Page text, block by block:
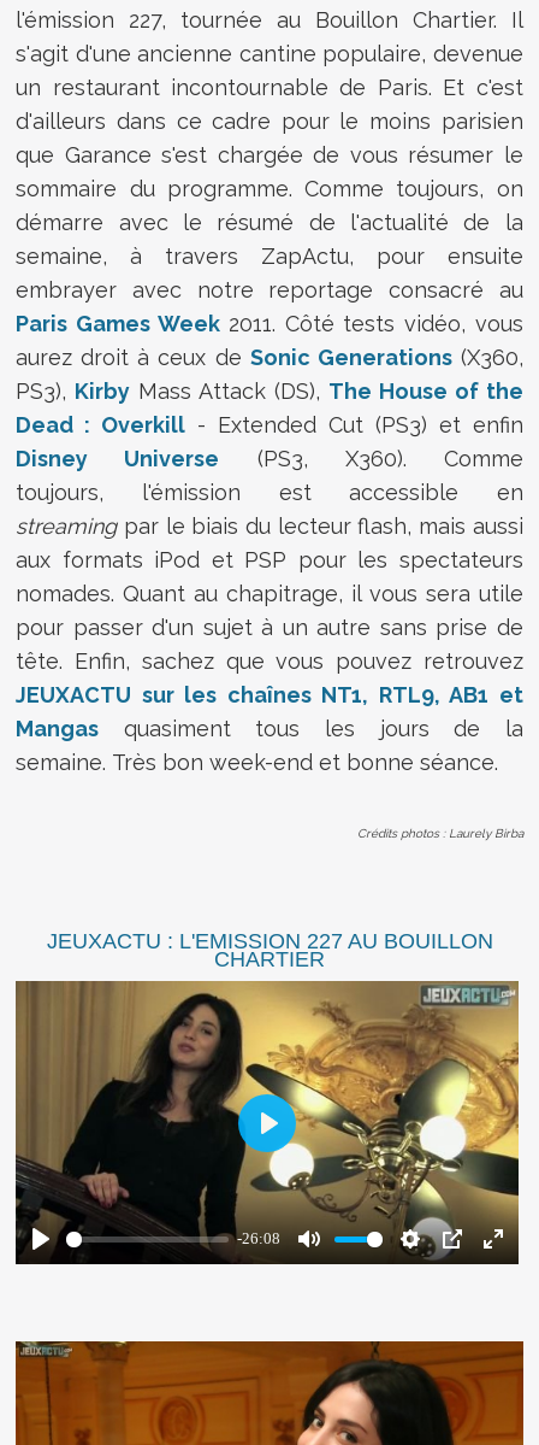
l'émission 227, tournée au Bouillon Chartier. Il
s'agit d'une ancienne cantine populaire, devenue
un restaurant incontournable de Paris. Et c'est
d'ailleurs dans ce cadre pour le moins parisien
que Garance s'est chargée de vous résumer le
sommaire du programme. Comme toujours, on
démarre avec le résumé de l'actualité de la
semaine, à travers ZapActu, pour ensuite
embrayer avec notre reportage consacré au
Paris Games Week2011. Côté tests vidéo, vous
aurez droit à ceux de Sonic Generations(X360,
PS3), Kirby Mass Attack (DS), The House of the
Dead : Overkill - Extended Cut (PS3) et enfin
Disney Universe (PS3, X360). Comme
toujours, l'émission est accessible en
streaming par le biais du lecteur flash, mais aussi
aux formats iPod et PSP pour les spectateurs
nomades. Quant au chapitrage, il vous sera utile
pour passer d'un sujet à un autre sans prise de
tête. Enfin, sachez que vous pouvez retrouvez
JEUXACTU sur les chaînes NT1, RTL9, AB1 et
Mangas quasiment tous les jours de la
semaine. Très bon week-end et bonne séance.
Crédits photos : Laurely Birba
JEUXACTU : L'EMISSION 227 AU BOUILLON
CHARTIER